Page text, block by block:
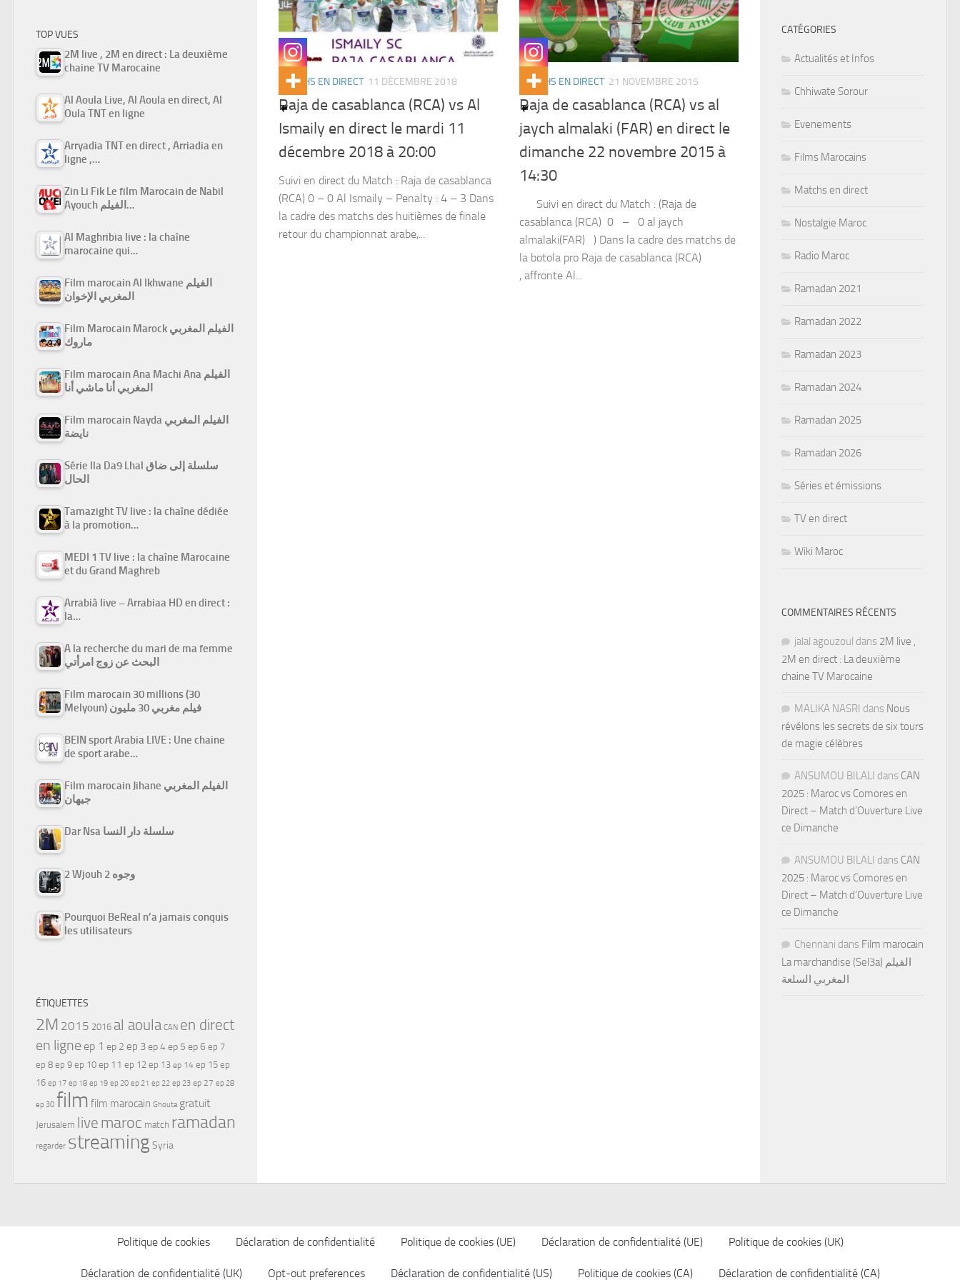
MATCHS EN DIRECT 11 DÉCEMBRE 2018
Raja de casablanca (RCA) vs Al
Ismaily en direct le mardi 11
décembre 2018 à 20:00
Suivi en direct du Match : Raja de casablanca
(RCA) 0 – 0 Al Ismaily – Penalty : 4 – 3 Dans
la cadre des matchs des huitièmes de finale
retour du championnat arabe,...
MATCHS EN DIRECT 21 NOVEMBRE 2015
Raja de casablanca (RCA) vs al
jaych almalaki (FAR) en direct le
dimanche 22 novembre 2015 à
14:30
Suivi en direct du Match : (Raja de
casablanca (RCA) 0 – 0 al jaych
almalaki(FAR) ) Dans la cadre des matchs de
la botola pro Raja de casablanca (RCA)
, affronte Al...
TOP VUES
2M live , 2M en direct : La deuxième
chaine TV Marocaine
Al Aoula Live, Al Aoula en direct, Al
Oula TNT en ligne
Arryadia TNT en direct , Arriadia en
ligne ,…
Zin Li Fik Le film Marocain de Nabil
Ayouch الفيلم…
Al Maghribia live : la chaîne
marocaine qui…
Film marocain Al Ikhwane الفيلم
المغربي الإخوان
Film Marocain Marock الفيلم المغربي
ماروك
Film marocain Ana Machi Ana الفيلم
المغربي أنا ماشي أنا
Film marocain Nayda الفيلم المغربي
نايضة
Série Ila Da9 Lhal سلسلة إلى ضاق
الحال
Tamazight TV live : la chaîne dédiée
à la promotion…
MEDI 1 TV live : la chaîne Marocaine
et du Grand Maghreb
Arrabiâ live – Arrabiaa HD en direct :
la…
A la recherche du mari de ma femme
البحث عن زوج امرأتي
Film marocain 30 millions (30
Melyoun) فيلم مغربي 30 مليون
BEIN sport Arabia LIVE : Une chaine
de sport arabe…
Film marocain Jihane الفيلم المغربي
جيهان
Dar Nsa سلسلة دار النسا
2 Wjouh 2 وجوه
Pourquoi BeReal n’a jamais conquis
les utilisateurs
ÉTIQUETTES
2M 2015 2016 al aoula CAN en direct
en ligne ep 1 ep 2 ep 3ep 4ep 5 ep 6 ep 7
ep 8 ep 9 ep 10 ep 11 ep 12 ep 13 ep 14 ep 15 ep
16 ep 17 ep 18 ep 19 ep 20 ep 21 ep 22 ep 23 ep 27 ep 28
ep 30 film film marocain Ghouta gratuit
Jerusalem live maroc match ramadan
regarder streamingSyria
CATÉGORIES
Actualités et Infos
Chhiwate Sorour
Evenements
Films Marocains
Matchs en direct
Nostalgie Maroc
Radio Maroc
Ramadan 2021
Ramadan 2022
Ramadan 2023
Ramadan 2024
Ramadan 2025
Ramadan 2026
Séries et émissions
TV en direct
Wiki Maroc
COMMENTAIRES RÉCENTS
jalal agouzoul dans 2M live ,
2M en direct : La deuxième
chaine TV Marocaine
MALIKA NASRI dans Nous
révélons les secrets de six tours
de magie célèbres
ANSUMOU BILALI dans CAN
2025 : Maroc vs Comores en
Direct – Match d’Ouverture Live
ce Dimanche
ANSUMOU BILALI dans CAN
2025 : Maroc vs Comores en
Direct – Match d’Ouverture Live
ce Dimanche
Chennani dans Film marocain
La marchandise (Sel3a) الفيلم
المغربي السلعة
Politique de cookies Déclaration de confidentialité Politique de cookies (UE) Déclaration de confidentialité (UE) Politique de cookies (UK)
Déclaration de confidentialité (UK) Opt-out preferences Déclaration de confidentialité (US) Politique de cookies (CA) Déclaration de confidentialité (CA)